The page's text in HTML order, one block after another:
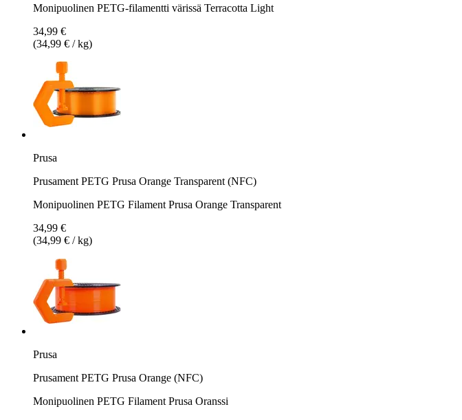
Monipuolinen PETG-filamentti värissä Terracotta Light
34,99 €
(34,99 € / kg)
Prusa
Prusament PETG Prusa Orange Transparent (NFC)
Monipuolinen PETG Filament Prusa Orange Transparent
34,99 €
(34,99 € / kg)
Prusa
Prusament PETG Prusa Orange (NFC)
Monipuolinen PETG Filament Prusa Oranssi